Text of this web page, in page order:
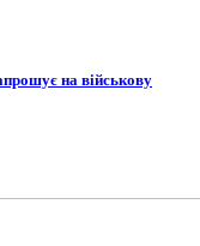
на військову